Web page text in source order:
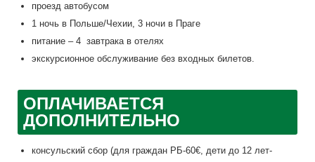
проезд автобусом
1 ночь в Польше/Чехии, 3 ночи в Праге
питание – 4 завтрака в отелях
экскурсионное обслуживание без входных билетов.
ОПЛАЧИВАЕТСЯ
ДОПОЛНИТЕЛЬНО
консульский сбор (для граждан РБ-60€, дети до 12 лет-